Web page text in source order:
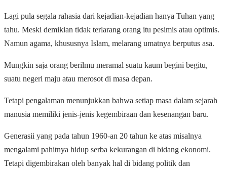
Lagi pula segala rahasia dari kejadian-kejadian hanya Tuhan yang
tahu. Meski demikian tidak terlarang orang itu pesimis atau optimis.
Namun agama, khususnya Islam, melarang umatnya berputus asa.
Mungkin saja orang berilmu meramal suatu kaum begini begitu,
suatu negeri maju atau merosot di masa depan.
Tetapi pengalaman menunjukkan bahwa setiap masa dalam sejarah
manusia memiliki jenis-jenis kegembiraan dan kesenangan baru.
Generasii yang pada tahun 1960-an 20 tahun ke atas misalnya
mengalami pahitnya hidup serba kekurangan di bidang ekonomi.
Tetapi digembirakan oleh banyak hal di bidang politik dan